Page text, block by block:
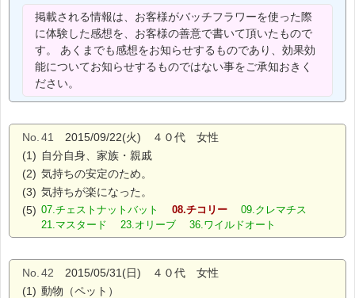
掲載される情報は、お客様がバッチフラワーを使った際
に体験した感想を、お客様の善意で書いて頂いたもので
す。 あくまでも感想をお知らせするものであり、効果効
能についてお知らせするものではない事をご承知おきく
ださい。
No. 41
2015/09/22(火) ４０代 女性
(1) 自分自身、家族・親戚
(2) 気持ちの安定のため。
(3) 気持ちが楽になった。
(5) 07.チェストナットバット 08.チコリー
09.クレマチス
21.マスタード 23.オリーブ 36.ワイルドオート
No. 42 2015/05/31(日) ４０代 女性
(1) 動物（ペット）